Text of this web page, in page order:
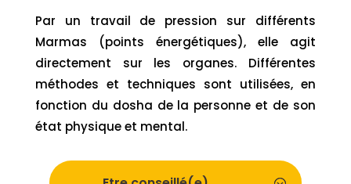
Par un travail de pression sur différents
Marmas (points énergétiques), elle agit
directement sur les organes. Différentes
méthodes et techniques sont utilisées, en
fonction du dosha de la personne et de son
état physique et mental.